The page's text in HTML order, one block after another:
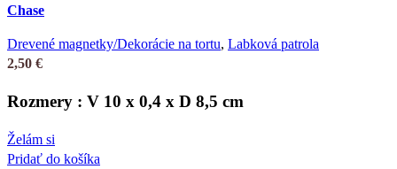
Chase
Drevené magnetky/Dekorácie na tortu, Labková patrola
2,50 €
Rozmery : V 10 x 0,4 x D 8,5 cm
Želám si
Pridať do košíka